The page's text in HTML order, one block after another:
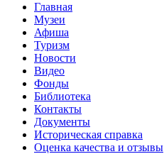
Главная
Музеи
Афиша
Туризм
Новости
Видео
Фонды
Библиотека
Контакты
Документы
Историческая справка
Оценка качества и отзывы